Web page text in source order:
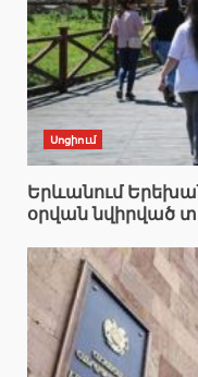
Սոցիում
Երևանում
օրվան նվիրված